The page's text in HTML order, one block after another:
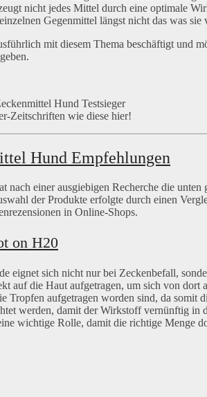
nicht jedes Mittel durch eine optimale
Gegenmittel längst nicht das was
mit diesem Thema beschäftigt und
Hund Testsieger
Zeitschriften wie diese hier!
Hund Empfehlungen
nach einer ausgiebigen Recherche die
der Produkte erfolgte durch einen
in Online-Shops.
on H20
eignet sich nicht nur bei Zeckenbefall,
auf die Haut aufgetragen, um sich von
Tropfen aufgetragen worden sind, da somit
werden, damit der Wirkstoff vernünftig in
wichtige Rolle, damit die richtige Menge